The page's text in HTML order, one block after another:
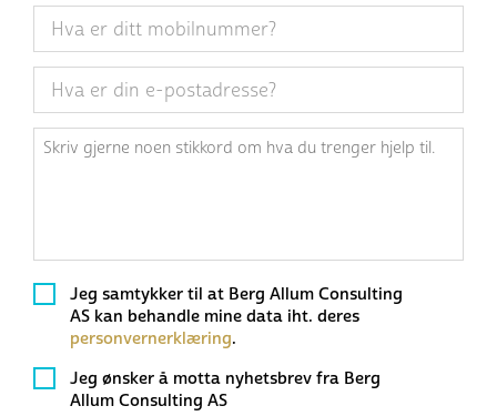
firmanavn
Mobil
E-
post *
Detaljer
Samtykke *
Jeg samtykker til at Berg Allum Consulting
AS kan behandle mine data iht. deres
personvernerklæring.
Nyhetsbrev
Jeg ønsker å motta nyhetsbrev fra Berg
Allum Consulting AS